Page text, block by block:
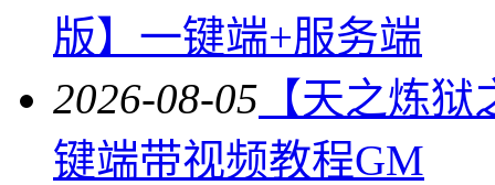
版】一键端+服务端
2026-08-05 【天之炼
键端带视频教程GM